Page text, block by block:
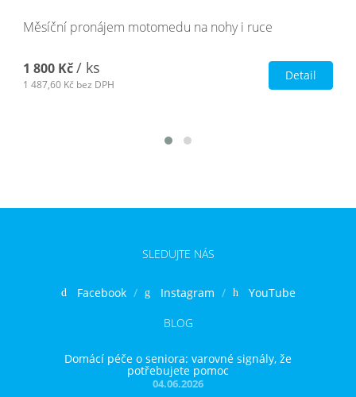
Měsíční pronájem motomedu na nohy i ruce
1 800 Kč/ ks
1 487,60 Kč bez DPH
Detail
SLEDUJTE NÁS
Facebook Instagram
YouTube
BLOG
04.06.2026
Domácí péče o seniora: varovné signály, že
potřebujete pomoc